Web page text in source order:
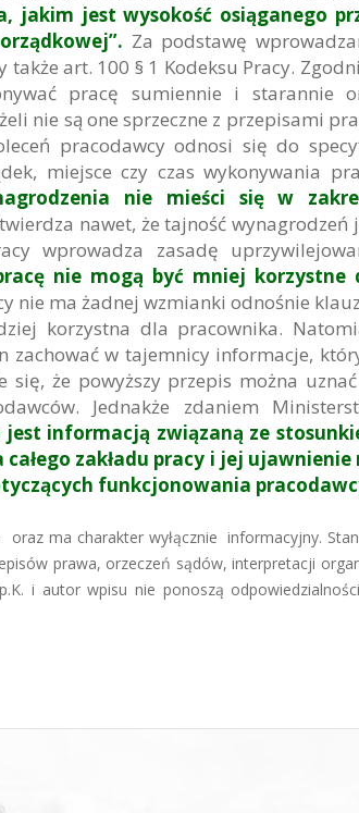
jakim jest wysokość osiąganego
Za podstawę
art. 100 § 1 Kodeksu Pracy.
pracę sumiennie i starannie
nie są one sprzeczne z przepisami
pracodawcy odnosi się do
miejsce czy czas wykonywania
nie mieści się w
nawet, że tajność wynagrodzeń
wprowadza zasadę
nie mogą być mniej korzystne
nie ma żadnej wzmianki odnośnie
korzystna dla pracownika.
zachować w tajemnicy informacje,
się, że powyższy przepis można
Jednakże zdaniem
informacją związaną ze
zakładu pracy i jej ujawnienie
funkcjonowania
ma charakter wyłącznie informacyjny.
prawa, orzeczeń sądów, interpretacji
i autor wpisu nie ponoszą